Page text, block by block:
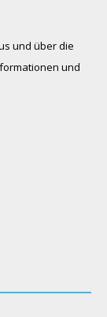
und über die
und